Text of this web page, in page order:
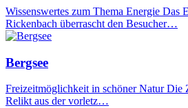
Wissenswertes zum Thema Energie Das
Rickenbach überrascht den Besucher…
Bergsee
Freizeitmöglichkeit in schöner Natur Die
Relikt aus der vorletz…